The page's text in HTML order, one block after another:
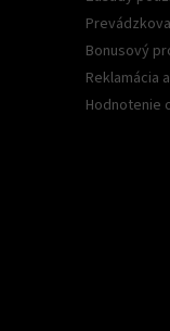
Bonusový
Reklamácia
Hodnotenie